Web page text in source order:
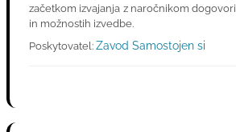
začetkom izvajanja z naročnikom
in možnostih izvedbe.
Poskytovatel: Zavod Samostojen si